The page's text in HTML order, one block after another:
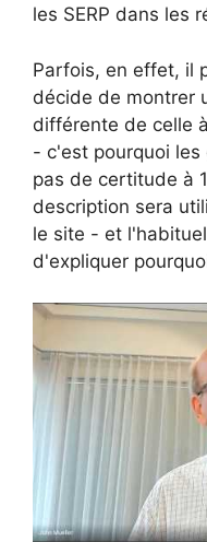
les SERP dans les
Parfois, en effet, il
décide de montrer
différente de celle
- c'est pourquoi
pas de certitude à
description sera
le site - et
d'expliquer